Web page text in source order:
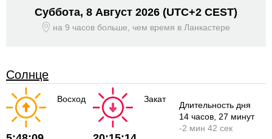
Суббота, 8 Август 2026 (UTC+2 CEST)
на 9 часов больше, чем время в Ланкастере
Солнце
Восход Закат
Длительность дня
14 часов , 27 минут
-2 мин42 сек